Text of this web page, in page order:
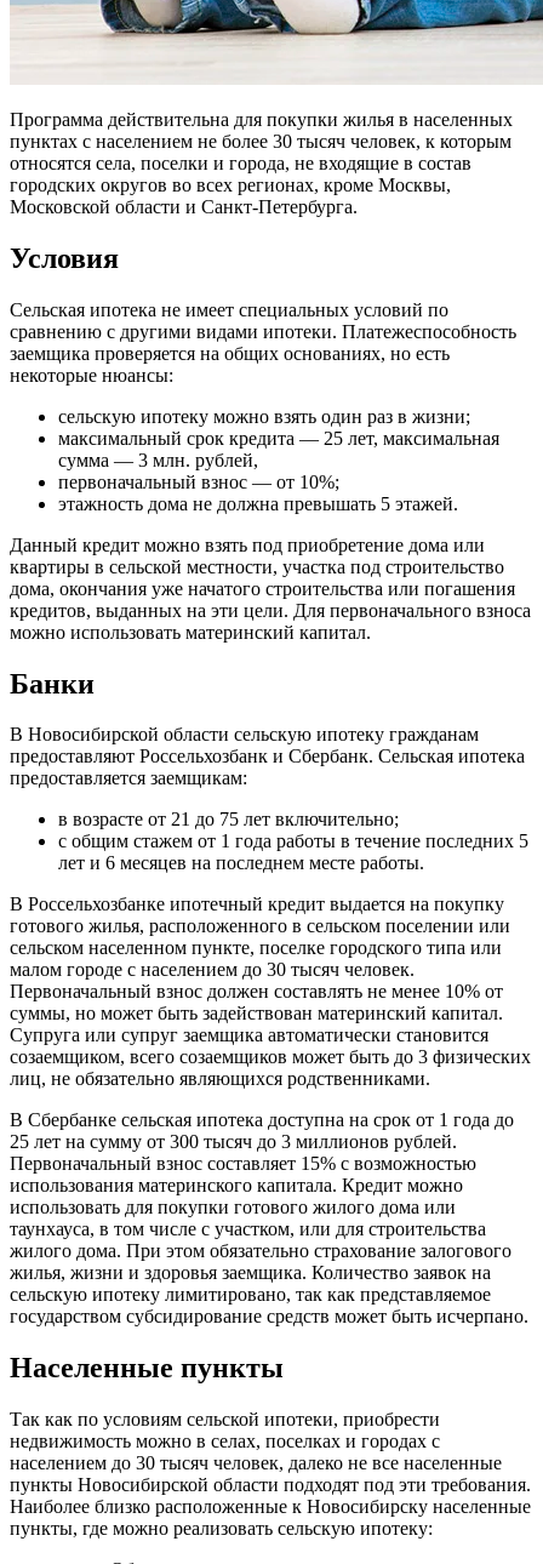
Программа действительна для покупки жилья в населенных
пунктах с населением не более 30 тысяч человек, к которым
относятся села, поселки и города, не входящие в состав
городских округов во всех регионах, кроме Москвы,
Московской области и Санкт-Петербурга.
Условия
Сельская ипотека не имеет специальных условий по
сравнению с другими видами ипотеки. Платежеспособность
заемщика проверяется на общих основаниях, но есть
некоторые нюансы:
сельскую ипотеку можно взять один раз в жизни;
максимальный срок кредита — 25 лет, максимальная
сумма — 3 млн. рублей,
первоначальный взнос — от 10%;
этажность дома не должна превышать 5 этажей.
Данный кредит можно взять под приобретение дома или
квартиры в сельской местности, участка под строительство
дома, окончания уже начатого строительства или погашения
кредитов, выданных на эти цели. Для первоначального взноса
можно использовать материнский капитал.
Банки
В Новосибирской области сельскую ипотеку гражданам
предоставляют Россельхозбанк и Сбербанк. Сельская ипотека
предоставляется заемщикам:
в возрасте от 21 до 75 лет включительно;
с общим стажем от 1 года работы в течение последних 5
лет и 6 месяцев на последнем месте работы.
В Россельхозбанке ипотечный кредит выдается на покупку
готового жилья, расположенного в сельском поселении или
сельском населенном пункте, поселке городского типа или
малом городе с населением до 30 тысяч человек.
Первоначальный взнос должен составлять не менее 10% от
суммы, но может быть задействован материнский капитал.
Супруга или супруг заемщика автоматически становится
созаемщиком, всего созаемщиков может быть до 3 физических
лиц, не обязательно являющихся родственниками.
В Сбербанке сельская ипотека доступна на срок от 1 года до
25 лет на сумму от 300 тысяч до 3 миллионов рублей.
Первоначальный взнос составляет 15% с возможностью
использования материнского капитала. Кредит можно
использовать для покупки готового жилого дома или
таунхауса, в том числе с участком, или для строительства
жилого дома. При этом обязательно страхование залогового
жилья, жизни и здоровья заемщика. Количество заявок на
сельскую ипотеку лимитировано, так как представляемое
государством субсидирование средств может быть исчерпано.
Населенные пункты
Так как по условиям сельской ипотеки, приобрести
недвижимость можно в селах, поселках и городах с
населением до 30 тысяч человек, далеко не все населенные
пункты Новосибирской области подходят под эти требования.
Наиболее близко расположенные к Новосибирску населенные
пункты, где можно реализовать сельскую ипотеку: